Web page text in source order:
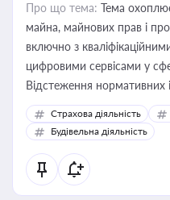
Про що тема: Тема
майна, майнових прав і
включно з
цифровими сервісами у
Відстеження нормативних
корисне для власника
бухгалтера під час
державного майна,
статусу суб'єктів оціночної
Страхова діяльність
Будівельна діяльність